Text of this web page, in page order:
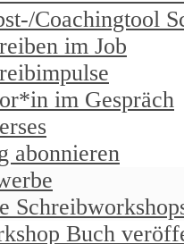
Coachingtool
im Job
im Gespräch
abonnieren
Buch